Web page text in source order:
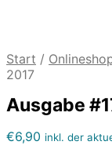
Start /
2017
Ausgabe
€6,90 inkl. der